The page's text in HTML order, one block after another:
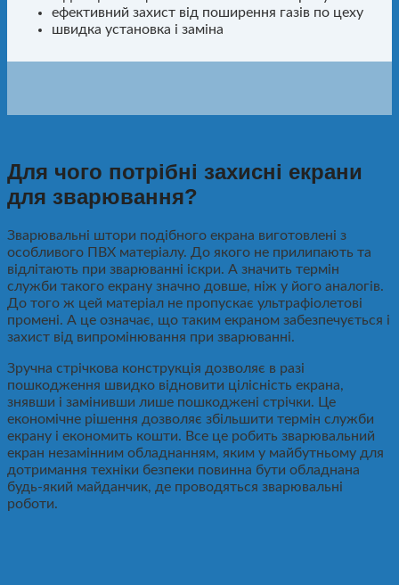
ефективний захист від поширення газів по цеху
швидка установка і заміна
Для чого потрібні захисні екрани
для зварювання?
Зварювальні штори подібного екрана виготовлені з
особливого ПВХ матеріалу. До якого не прилипають та
відлітають при зварюванні іскри. А значить термін
служби такого екрану значно довше, ніж у його аналогів.
До того ж цей матеріал не пропускає ультрафіолетові
промені. А це означає, що таким екраном забезпечується і
захист від випромінювання при зварюванні.
Зручна стрічкова конструкція дозволяє в разі
пошкодження швидко відновити цілісність екрана,
знявши і замінивши лише пошкоджені стрічки. Це
економічне рішення дозволяє збільшити термін служби
екрану і економить кошти. Все це робить зварювальний
екран незамінним обладнанням, яким у майбутньому для
дотримання техніки безпеки повинна бути обладнана
будь-який майданчик, де проводяться зварювальні
роботи.